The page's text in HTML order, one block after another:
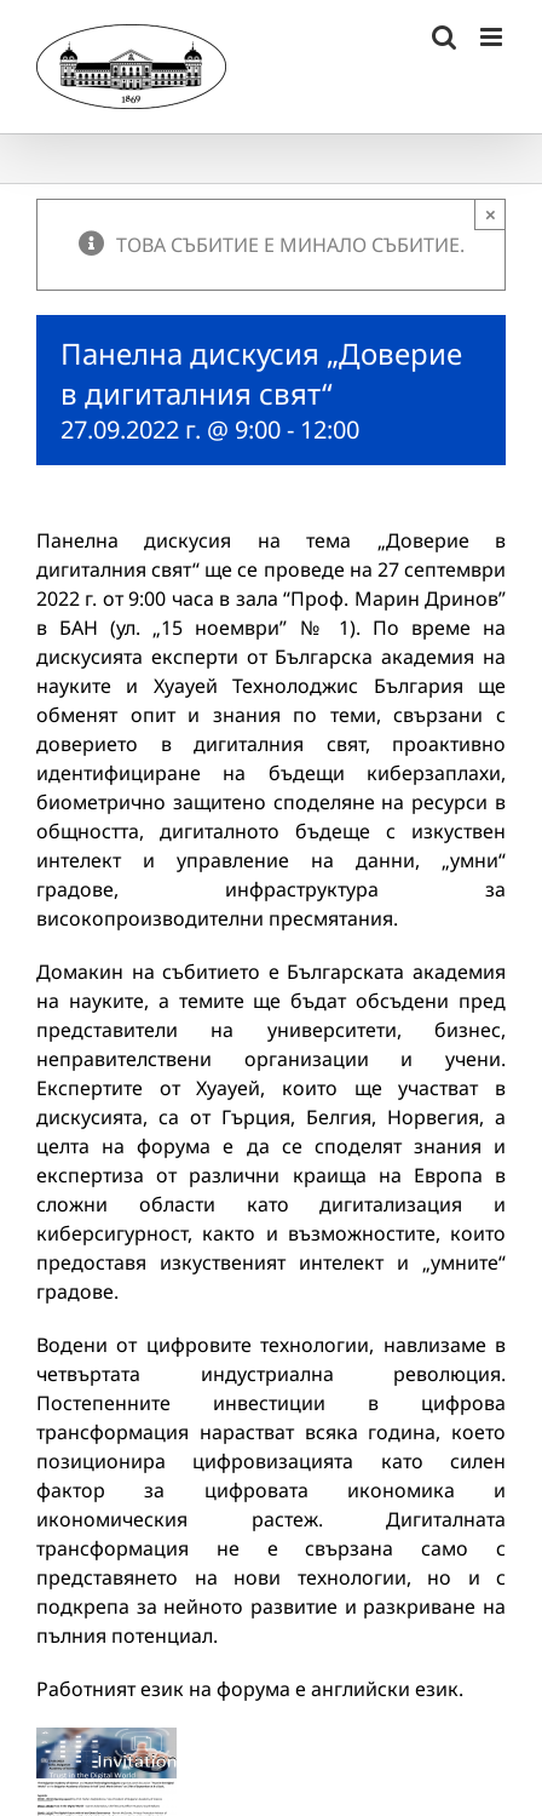
content
ТОВА СЪБИТИЕ Е МИНАЛО СЪБИТИЕ.
×
Панелна дискусия „Доверие
в дигиталния свят“
27.09.2022 г. @ 9:00- 12:00
Панелна дискусия на тема „Доверие в
дигиталния свят“ ще се проведе на 27 септември
2022 г. от 9:00 часа в зала “Проф. Марин Дринов”
в БАН (ул. „15 ноември” № 1). По време на
дискусията експерти от Българска академия на
науките и Хуауей Технолоджис България ще
обменят опит и знания по теми, свързани с
доверието в дигиталния свят, проактивно
идентифициране на бъдещи киберзаплахи,
биометрично защитено споделяне на ресурси в
общността, дигиталното бъдеще с изкуствен
интелект и управление на данни, „умни“
градове, инфраструктура за
високопроизводителни пресмятания.
Домакин на събитието е Българската академия
на науките, а темите ще бъдат обсъдени пред
представители на университети, бизнес,
неправителствени организации и учени.
Експертите от Хуауей, които ще участват в
дискусията, са от Гърция, Белгия, Норвегия, а
целта на форума е да се споделят знания и
експертиза от различни краища на Европа в
сложни области като дигитализация и
киберсигурност, както и възможностите, които
предоставя изкуственият интелект и „умните“
градове.
Водени от цифровите технологии, навлизаме в
четвъртата индустриална революция.
Постепенните инвестиции в цифрова
трансформация нарастват всяка година, което
позиционира цифровизацията като силен
фактор за цифровата икономика и
икономическия растеж. Дигиталната
трансформация не е свързана само с
представянето на нови технологии, но и с
подкрепа за нейното развитие и разкриване на
пълния потенциал.
Работният език на форума е английски език.